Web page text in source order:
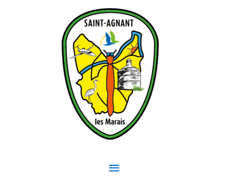
MENU